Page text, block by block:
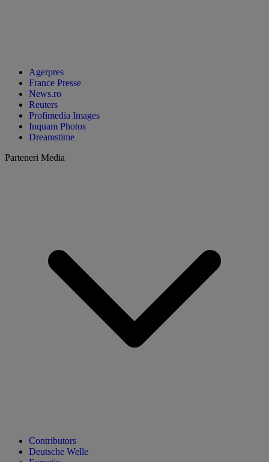
Agerpres
France Presse
News.ro
Reuters
Profimedia Images
Inquam Photos
Dreamstime
Parteneri Media
Contributors
Deutsche Welle